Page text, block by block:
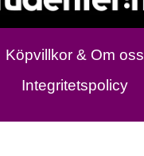
Köpvillkor & Om oss
Integritetspolicy